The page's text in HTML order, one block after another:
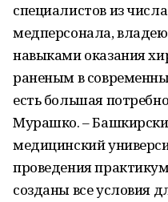
специалистов из
медперсонала,
навыками оказания
раненым в
есть большая
Мурашко. –
медицинский
проведения
созданы все условия